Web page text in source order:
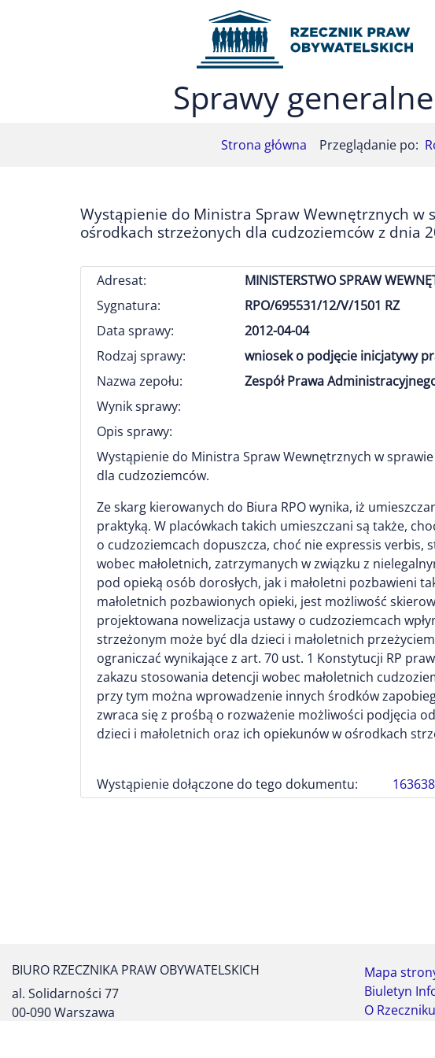
Przejdź do menu głównego (nacisnij Enter)
Przejdź do mapy serwisu (nacisnij Enter)
Sprawy
Strona główna Przeglądanie po:
Wystąpienie do Ministra Spraw Wewnętrznych w
ośrodkach strzeżonych dla cudzoziemców z dnia
Adresat:
MINISTERSTWO SPRAW
Sygnatura:
RPO/695531/12/V/1501 RZ
Data sprawy:
2012-04-04
Rodzaj sprawy:
wniosek o podjęcie inicjatywy
Nazwa zepołu:
Zespół Prawa
Wynik sprawy:
Opis sprawy:
Wystąpienie do Ministra Spraw Wewnętrznych w
dla cudzoziemców.
Ze skarg kierowanych do Biura RPO wynika, iż
praktyką. W placówkach takich umieszczani są także,
o cudzoziemcach dopuszcza, choć nie expressis
wobec małoletnich, zatrzymanych w związku z
pod opieką osób dorosłych, jak i małoletni pozbawieni
małoletnich pozbawionych opieki, jest możliwość
projektowana nowelizacja ustawy o cudzoziemcach
strzeżonym może być dla dzieci i małoletnich
ograniczać wynikające z art. 70 ust. 1 Konstytucji RP
zakazu stosowania detencji wobec małoletnich
przy tym można wprowadzenie innych środków
zwraca się z prośbą o rozważenie możliwości podjęcia
dzieci i małoletnich oraz ich opiekunów w ośrodkach
Wystąpienie dołączone do tego dokumentu:
BIURO RZECZNIKA PRAW OBYWATELSKICH
al. Solidarności 77
00-090 Warszawa
Mapa
Biuletyn
O Rzeczniku